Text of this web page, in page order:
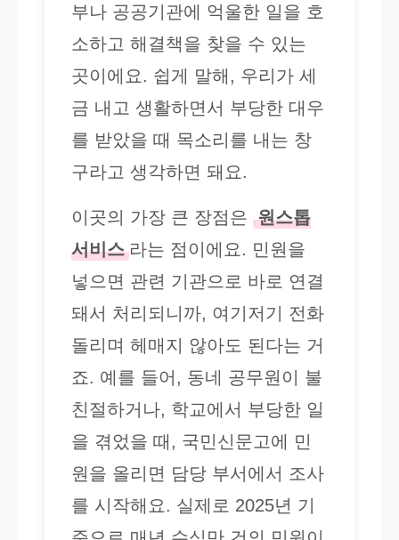
부나 공공기관에 억울한 일을 호
소하고 해결책을 찾을 수 있는
곳이에요. 쉽게 말해, 우리가 세
금 내고 생활하면서 부당한 대우
를 받았을 때 목소리를 내는 창
구라고 생각하면 돼요.
이곳의 가장 큰 장점은 원스톱
서비스 라는 점이에요. 민원을
넣으면 관련 기관으로 바로 연결
돼서 처리되니까, 여기저기 전화
돌리며 헤매지 않아도 된다는 거
죠. 예를 들어, 동네 공무원이 불
친절하거나, 학교에서 부당한 일
을 겪었을 때, 국민신문고에 민
원을 올리면 담당 부서에서 조사
를 시작해요. 실제로 2025년 기